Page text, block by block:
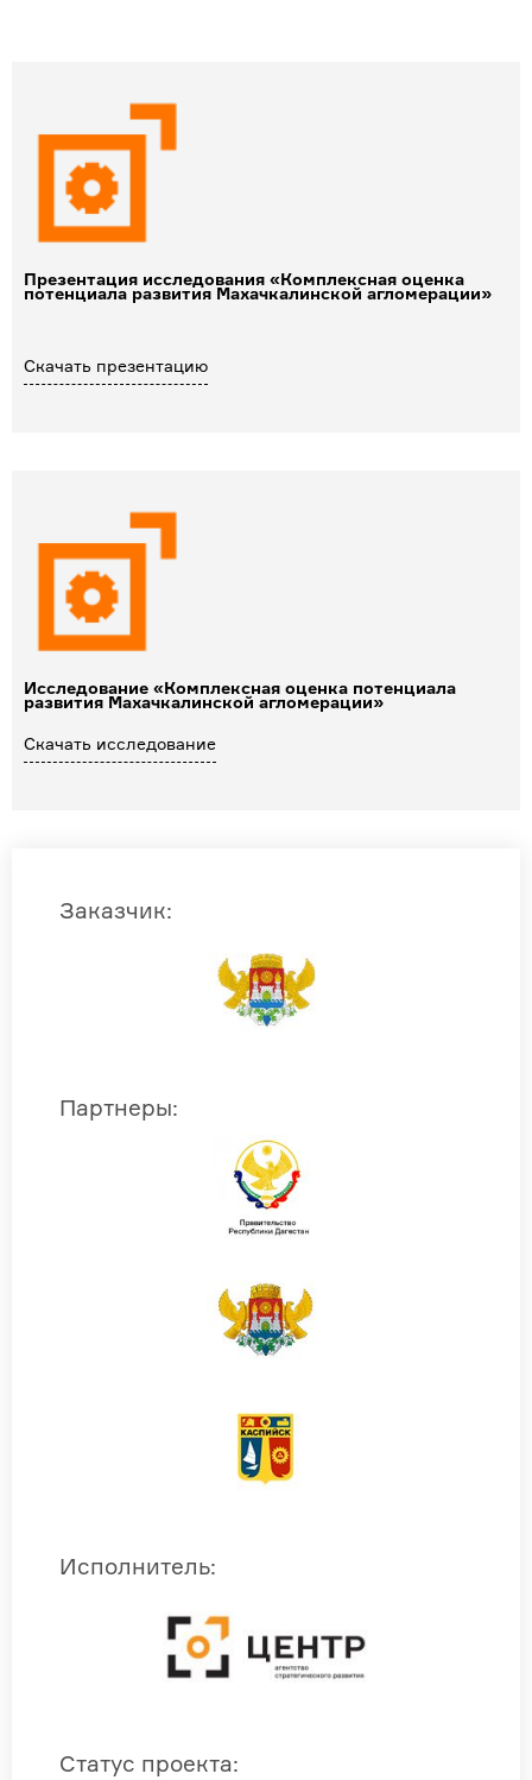
Презентация исследования «Комплексная оценка
потенциала развития Махачкалинской агломерации»
Скачать презентацию
Исследование «Комплексная оценка потенциала
развития Махачкалинской агломерации»
Скачать исследование
Заказчик:
Партнеры:
Исполнитель:
Статус проекта: